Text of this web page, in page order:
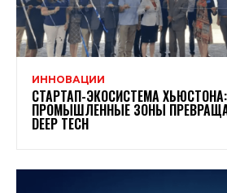
ИННОВАЦИИ
СТАРТАП-ЭКОСИСТЕМА
ПРОМЫШЛЕННЫЕ ЗОНЫ
DEEP TECH